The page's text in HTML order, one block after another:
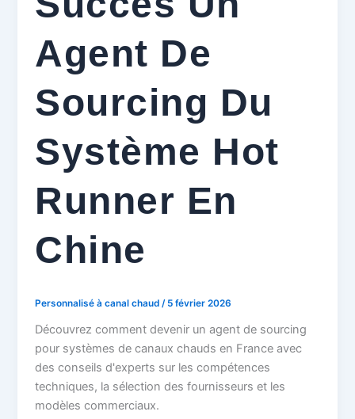
Agent De
Sourcing Du
Système Hot
Runner En
Chine
Personnalisé à canal chaud/ 5 février 2026
Découvrez comment devenir un agent de sourcing
pour systèmes de canaux chauds en France avec
des conseils d'experts sur les compétences
techniques, la sélection des fournisseurs et les
modèles commerciaux.